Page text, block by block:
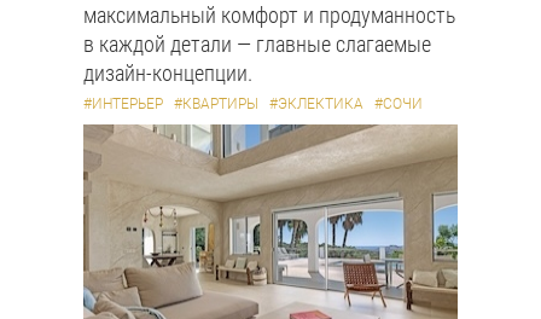
максимальный комфорт и продуманность
в каждой детали — главные слагаемые
дизайн-концепции.
#ИНТЕРЬЕР #КВАРТИРЫ #ЭКЛЕКТИКА #СОЧИ